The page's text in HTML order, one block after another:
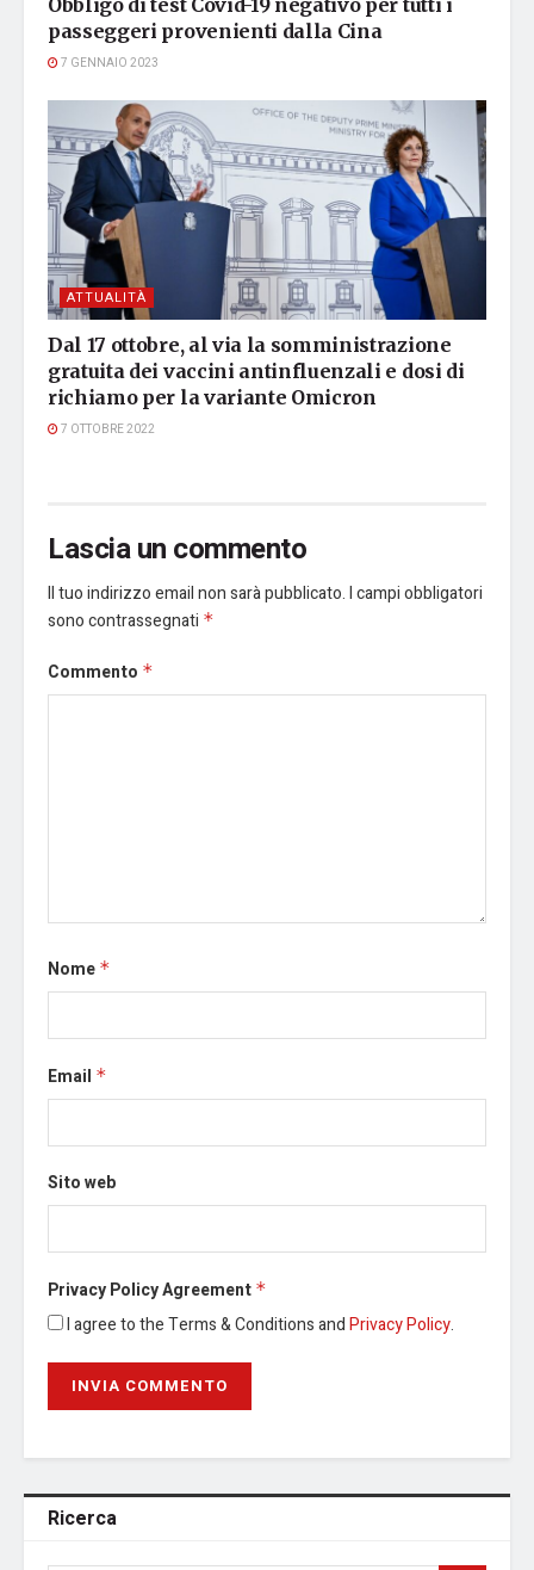
passeggeri provenienti dalla Cina
7 GENNAIO 2023
ATTUALITÀ
Dal 17 ottobre, al via la somministrazione
gratuita dei vaccini antinfluenzali e dosi di
richiamo per la variante Omicron
7 OTTOBRE 2022
Lascia un commento
Il tuo indirizzo email non sarà pubblicato.I campi obbligatori
sono contrassegnati *
Commento *
Nome *
Email *
Sito web
Privacy Policy Agreement *
I agree to the Terms & Conditions andPrivacy Policy.
Ricerca